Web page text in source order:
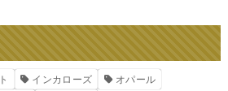
インカローズ
オパール